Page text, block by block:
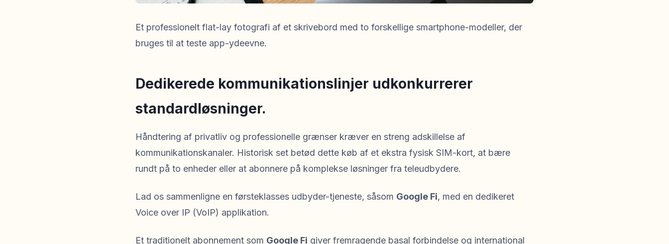
Et professionelt flat-lay fotografi af et skrivebord med to forskellige smartphone-modeller, der
bruges til at teste app-ydeevne.
Dedikerede kommunikationslinjer udkonkurrerer
standardløsninger.
Håndtering af privatliv og professionelle grænser kræver en streng adskillelse af
kommunikationskanaler. Historisk set betød dette køb af et ekstra fysisk SIM-kort, at bære
rundt på to enheder eller at abonnere på komplekse løsninger fra teleudbydere.
Lad os sammenligne en førsteklasses udbyder-tjeneste, såsom Google Fi, med en dedikeret
Voice over IP (VoIP) applikation.
Et traditionelt abonnement som Google Fi giver fremragende basal forbindelse og international